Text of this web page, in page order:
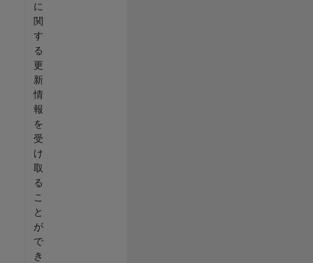
に
関
す
る
更
新
情
報
を
受
け
取
る
こ
と
が
で
き